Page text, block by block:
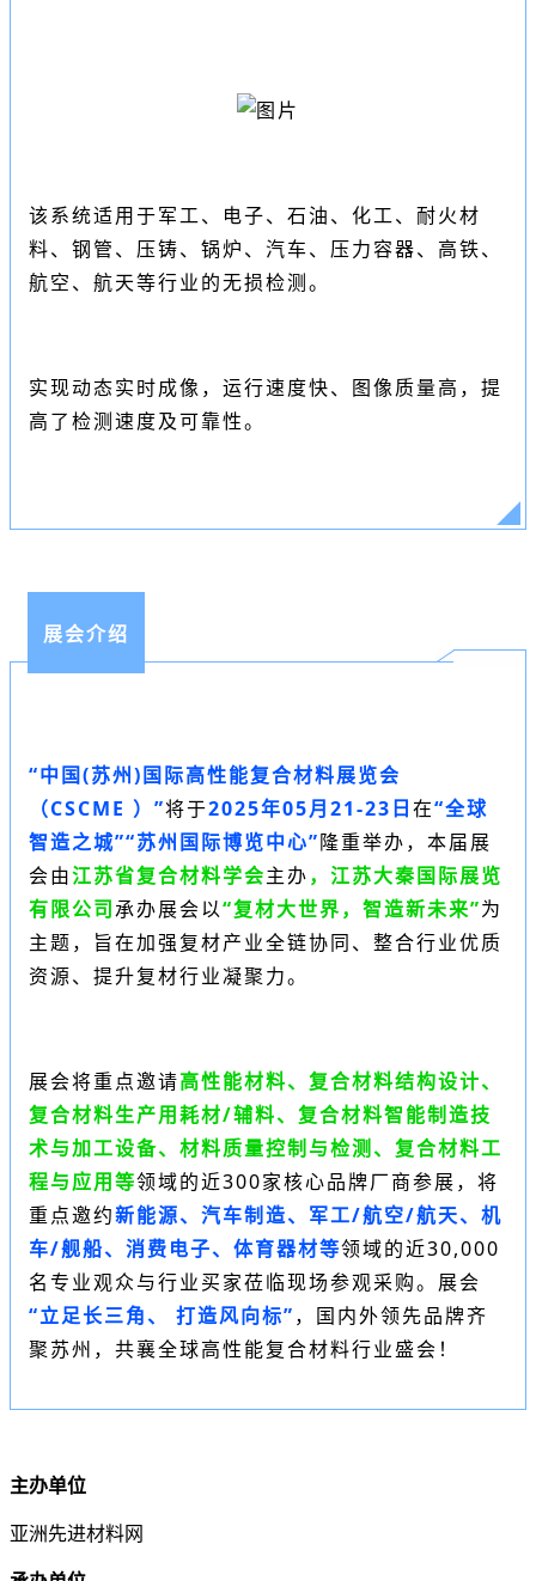
该系统适用于军工、电子、石油、化工、耐火材
料、钢管、压铸、锅炉、汽车、压力容器、高铁、
航空、航天等行业的无损检测。
实现动态实时成像，运行速度快、图像质量高，提
高了检测速度及可靠性。
展会介绍
“中国(苏州)国际高性能复合材料展览会
（CSCME ）”将于2025年05月21-23日在“全球
智造之城”“苏州国际博览中心”隆重举办，本届展
会由江苏省复合材料学会主办，江苏大秦国际展览
有限公司承办展会以“复材大世界，智造新未来”为
主题，旨在加强复材产业全链协同、整合行业优质
资源、提升复材行业凝聚力。
展会将重点邀请高性能材料、复合材料结构设计、
复合材料生产用耗材/辅料、复合材料智能制造技
术与加工设备、材料质量控制与检测、复合材料工
程与应用等领域的近300家核心品牌厂商参展，将
重点邀约新能源、汽车制造、军工/航空/航天、机
车/舰船、消费电子、体育器材等领域的近30,000
名专业观众与行业买家莅临现场参观采购。展会
“立足长三角、 打造风向标”，国内外领先品牌齐
聚苏州，共襄全球高性能复合材料行业盛会！
主办单位
亚洲先进材料网